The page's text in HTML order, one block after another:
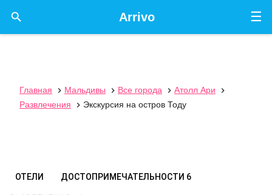
☰
Arrivo

Главная  Мальдивы  Все города  Атолл Ари

Развлечения
 Экскурсия на остров Тоду
ОТЕЛИ ДОСТОПРИМЕЧАТЕЛЬНОСТИ 6